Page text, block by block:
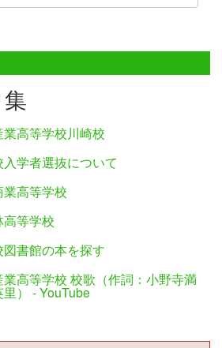
高等学校川崎校
学者選抜について
高等学校
等学校
書館の本を探す
高等学校 校歌（作詞：小野寺満
） - YouTube